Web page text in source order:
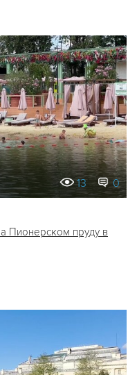
13 0
Пионерском пруду в